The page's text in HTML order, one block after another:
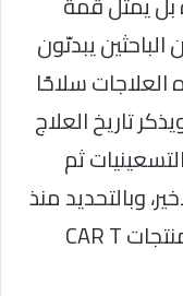
يبدىّون
سلاحًا
تاريخ العلاج
ثم
وبالتحديد منذ
عام 2018 اعتمدت أستراليا أربعة منتجات CAR T